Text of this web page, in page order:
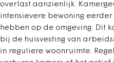
overlast aanzienlijk.
intensievere bewoning
hebben op de omgeving. Dit
bij de huisvesting van
in reguliere woonruimte.